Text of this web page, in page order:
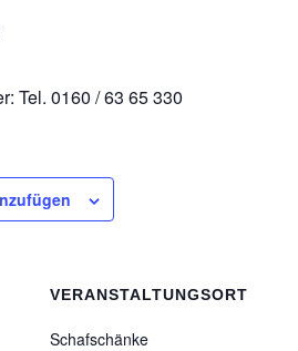
Tel. 0160 / 63 65 330
VERANSTALTUNGSORT
Schafschänke